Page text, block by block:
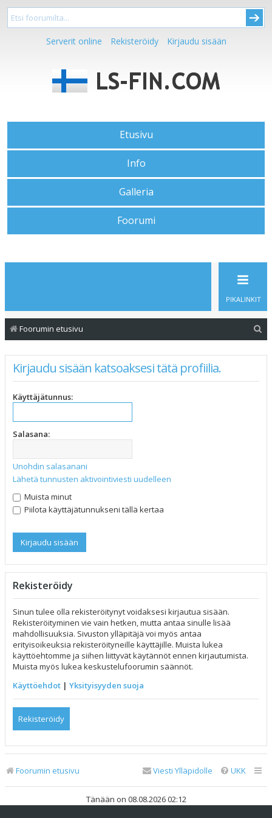
Serverit online Rekisteröidy Kirjaudu sisään
Etusivu
Info
Galleria
Foorumi
PIKALINKIT
Foorumin etusivu
Kirjaudu sisään katsoaksesi tätä profiilia.
Käyttäjätunnus:
Salasana:
Unohdin salasanani
Lähetä tunnusten aktivointiviesti uudelleen
Muista minut
Piilota käyttäjätunnukseni tällä kertaa
Rekisteröidy
Sinun tulee olla rekisteröitynyt voidaksesi kirjautua sisään.
Rekisteröityminen vie vain hetken, mutta antaa sinulle lisää
mahdollisuuksia. Sivuston ylläpitäjä voi myös antaa
erityisoikeuksia rekisteröityneille käyttäjille. Muista lukea
käyttöehtomme ja siihen liittyvät käytännöt ennen kirjautumista.
Muista myös lukea keskustelufoorumin säännöt.
Käyttöehdot | Yksityisyyden suoja
Rekisteröidy
Foorumin etusivu UKK
Viesti Ylläpidolle
Tänään on 08.08.2026 02:12